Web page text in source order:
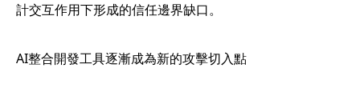
計交互作用下形成的信任邊界缺口。
AI整合開發工具逐漸成為新的攻擊切入點